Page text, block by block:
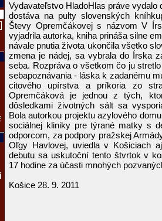
Vydavateľstvo HladoHlas práve
dostáva na pulty slovenských
Števy Opremčákovej s názvom V
vyjadrila autorka, kniha prináša silne
návale pnutia života ukončila všetko
zmena je nádej, sa vybrala do Írska
seba. Rozpráva o všetkom čo ju
sebapoznávania - láska k zadanému
citového upírstva a príkoria zo
Opremčáková je jednou z tých,
dôsledkami životných sált sa
Bola autorkou projektu azylového
sociálnej kliniky pre týrané matky s
odporcom, za podpory pražskej
Oľgy Havlovej, uviedla v Košiciach
debutu sa uskutoční tento štvrtok v
17 hodine za účasti mnohých
Košice 28. 9. 2011